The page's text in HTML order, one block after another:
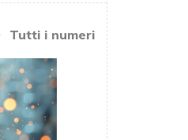
Tutti i numeri